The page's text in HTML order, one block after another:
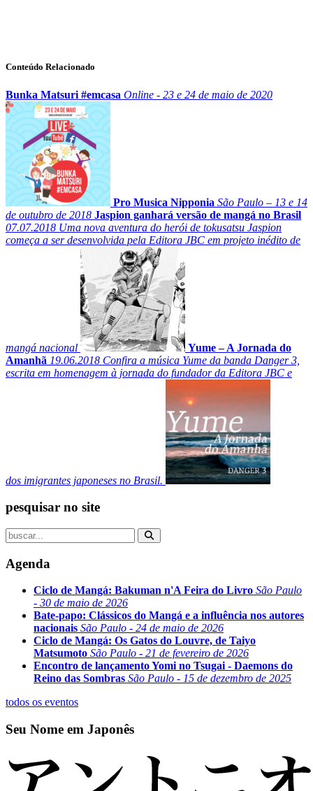
Conteúdo Relacionado
Bunka Matsuri #emcasa Online - 23 e 24 de maio de 2020
Pro Musica Nipponia São Paulo – 13 e 14
de outubro de 2018 Jaspion ganhará versão de mangá no Brasil
07.07.2018 Uma nova aventura do herói de tokusatsu Jaspion
começa a ser desenvolvida pela Editora JBC em projeto inédito de
mangá nacional
Yume – A Jornada do
Amanhã 19.06.2018 Confira a música Yume da banda Danger 3,
escrita em homenagem à jornada do fundador da Editora JBC e
dos imigrantes japoneses no Brasil.
pesquisar no site
Agenda
Ciclo de Mangá: Bakuman n'A Feira do Livro São Paulo
- 30 de maio de 2026
Bate-papo: Clássicos do Mangá e a influência nos autores
nacionais São Paulo - 24 de maio de 2026
Ciclo de Mangá: Os Gatos do Louvre, de Taiyo
Matsumoto São Paulo - 21 de fevereiro de 2026
Encontro de lançamento Yomi no Tsugai - Daemons do
Reino das Sombras São Paulo - 15 de dezembro de 2025
todos os eventos
Seu Nome em Japonês